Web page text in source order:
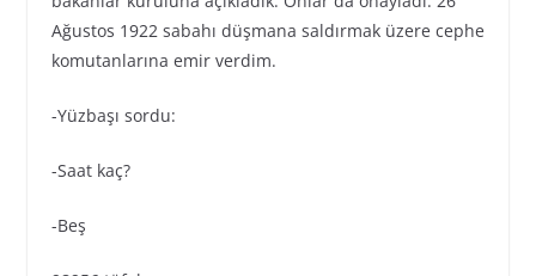
Ağustos 1922 sabahı düşmana saldırmak üzere cephe
komutanlarına emir verdim.
-Yüzbaşı sordu:
-Saat kaç?
-Beş